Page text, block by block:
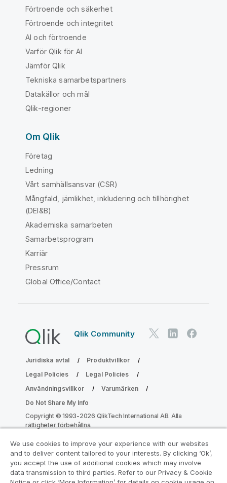
Förtroende och säkerhet
Förtroende och integritet
AI och förtroende
Varför Qlik för AI
Jämför Qlik
Tekniska samarbetspartners
Datakällor och mål
Qlik-regioner
Om Qlik
Företag
Ledning
Vårt samhällsansvar (CSR)
Mångfald, jämlikhet, inkludering och tillhörighet
(DEI&B)
Akademiska samarbeten
Samarbetsprogram
Karriär
Pressrum
Global Office/Contact
Qlik Community
Juridiska avtal
Produktvillkor
Legal Policies
Legal Policies
Användningsvillkor
Varumärken
Do Not Share My Info
Copyright © 1993-2026 QlikTech International AB. Alla
rättigheter förbehållna.
Gå med i programmet Analytics
Modernization
We use cookies to improve your experience with our websites
and to deliver content tailored to your interests. By clicking ‘Ok’,
you accept the use of additional cookies which may involve
data transmission to third parties. Refer to our Privacy & Cookie